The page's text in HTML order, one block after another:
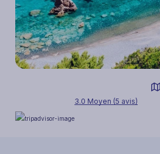
3.0 Moyen (5 avis)